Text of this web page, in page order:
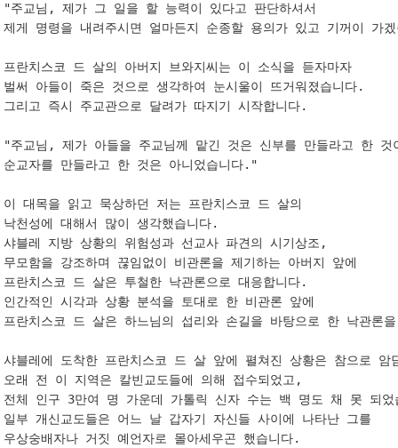
"주교님, 제가 그 일을 할 능력이 있다고 판단하셔서
제게 명령을 내려주시면 얼마든지 순종할 용의가 있고 기꺼이
프란치스코 드 살의 아버지 브와지씨는 이 소식을 듣자마자
벌써 아들이 죽은 것으로 생각하여 눈시울이 뜨거워졌습니다.
그리고 즉시 주교관으로 달려가 따지기 시작합니다.
"주교님, 제가 아들을 주교님께 맡긴 것은 신부를 만들라고 한
순교자를 만들라고 한 것은 아니었습니다."
이 대목을 읽고 묵상하던 저는 프란치스코 드 살의
낙천성에 대해서 많이 생각했습니다.
샤블레 지방 상황의 위험성과 선교사 파견의 시기상조,
무모함을 강조하며 끊임없이 비관론을 제기하는 아버지 앞에
프란치스코 드 살은 투철한 낙관론으로 대응합니다.
인간적인 시각과 상황 분석을 토대로 한 비관론 앞에
프란치스코 드 살은 하느님의 섭리와 손길을 바탕으로 한 낙관론
샤블레에 도착한 프란치스코 드 살 앞에 펼쳐진 상황은 참으로
오래 전 이 지역은 칼빈교도들에 의해 접수되었고,
전체 인구 3만여 명 가운데 가톨릭 신자 수는 백 명도 채 못 되
일부 개신교도들은 어느 날 갑자기 자신들 사이에 나타난 그를
우상숭배자나 거짓 예언자로 몰아세우곤 했습니다.